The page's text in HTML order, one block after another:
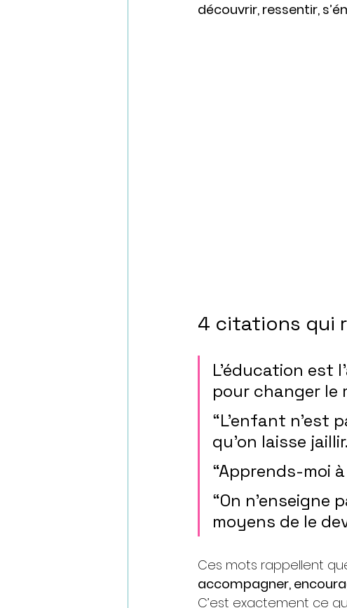
découvrir, ressentir,
4 citations qui
L’éducation est
pour changer le
“L’enfant n’est
qu’on laisse
“Apprends-moi
“On
moyens de le
Ces mots rappellent
accompagner,
C’est exactement ce